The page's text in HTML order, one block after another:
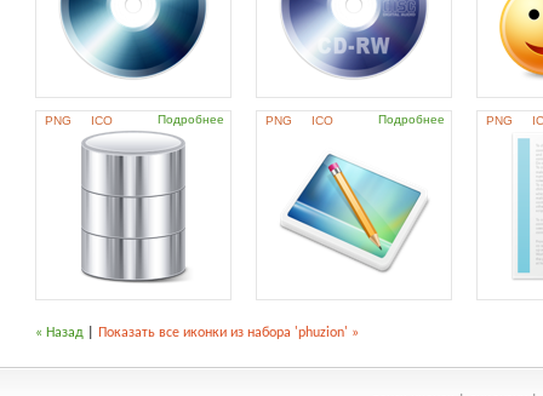
PNG ICO Подробнее PNG ICO Подробнее PNG
« Назад Показать все иконки из набора 'phuzion' »